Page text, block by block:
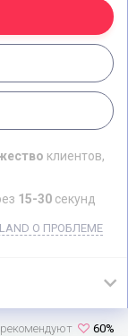
клиентов,
15-30 секунд
О ПРОБЛЕМЕ
60%